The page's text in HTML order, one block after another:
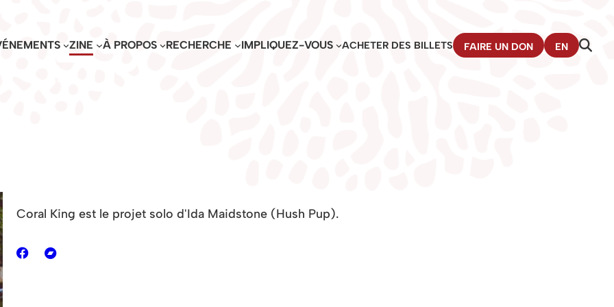
ZINE À PROPOS RECHERCHE IMPLIQUEZ-VOUS ACHETER DES BILLETS FAIRE UN DON EN
Coral King est le projet solo d'Ida Maidstone (Hush Pup).